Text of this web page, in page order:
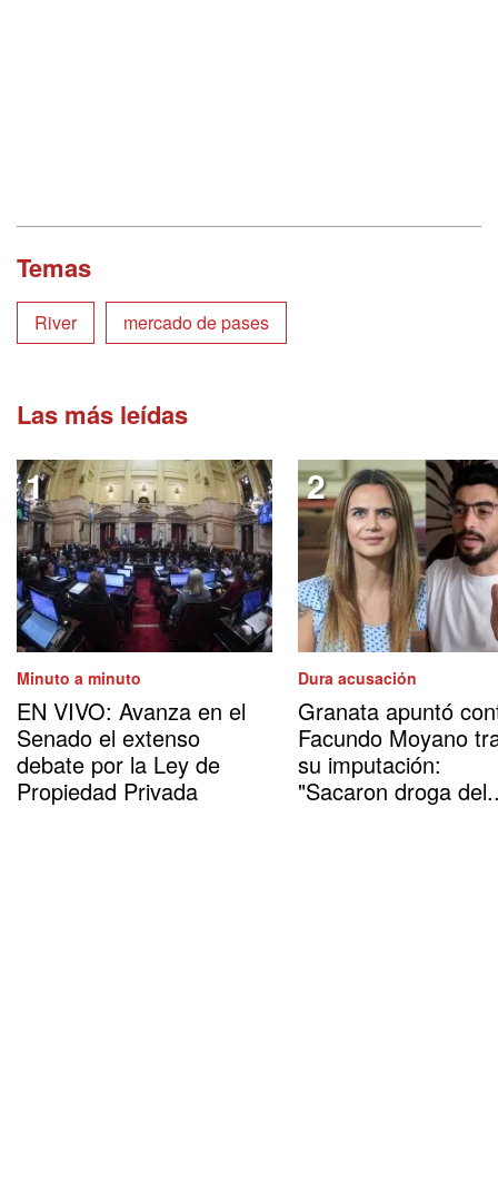
Temas
River mercado de pases
Las más leídas
Minuto a minuto
EN VIVO: Avanza en el
Senado el extenso
debate por la Ley de
Propiedad Privada
Dura acusación
Granata apuntó
Facundo Moyano
su imputación:
"Sacaron droga